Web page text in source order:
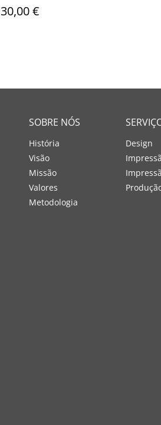
30,00 €
SOBRE NÓS
História
Visão
Missão
Valores
Metodologia
Design